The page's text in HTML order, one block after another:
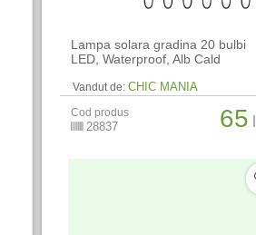
Lampa solara gradina 20 bulbi
LED, Waterproof, Alb Cald
Vandut de: CHIC MANIA
Cod produs
28837 65